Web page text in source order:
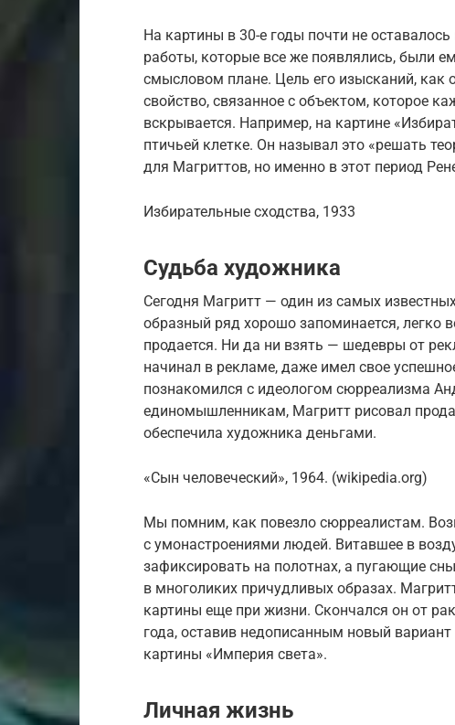
На картины в 30-е годы почти не
работы, которые все же появлялись, были
смысловом плане. Цель его изысканий, как
свойство, связанное с объектом, которое
вскрывается. Например, на картине
птичьей клетке. Он называл это «решать
для Магриттов, но именно в этот период
Избирательные сходства, 1933
Судьба художника
Сегодня Магритт — один из самых
образный ряд хорошо запоминается, легко
продается. Ни да ни взять — шедевры от
начинал в рекламе, даже имел свое
познакомился с идеологом сюрреализма
единомышленникам, Магритт рисовал
обеспечила художника деньгами.
«Сын человеческий», 1964. (wikipedia.org)
Мы помним, как повезло сюрреалистам.
с умонастроениями людей. Витавшее в
зафиксировать на полотнах, а пугающие
в многоликих причудливых образах.
картины еще при жизни. Скончался он от
года, оставив недописанным новый
картины «Империя света».
Личная жизнь